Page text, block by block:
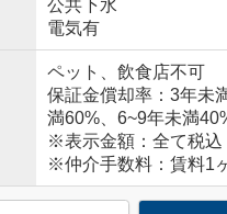
公共下水
電気有
ペット、飲食店不可
保証金償却率：3年未
満60%、6~9年未満
※表示金額：全て税込
※仲介手数料：賃料1